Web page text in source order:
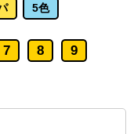
5色
7 8 9